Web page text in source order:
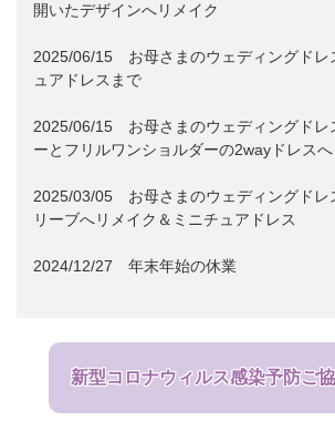
開いたデザインへリメイク
2025/06/15 お母さまのウェディングド
ュアドレスまで
2025/06/15 お母さまのウェディングド
ーとフリルワンショルダーの2wayドレス
2025/03/05 お母さまのウェディングドレ
リーブへリメイク＆ミニチュアドレス
2024/12/27 年末年始の休業
新型コロナウィルス感染予防ご